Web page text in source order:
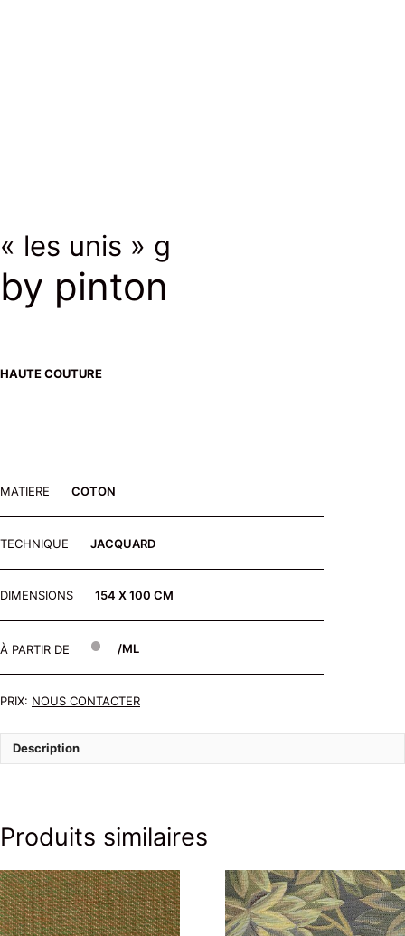
« les unis » g
by pinton
HAUTE COUTURE
MATIERE COTON
TECHNIQUE JACQUARD
DIMENSIONS 154 X 100 CM
À PARTIR DE /ML
PRIX: NOUS CONTACTER
Description
Produits similaires